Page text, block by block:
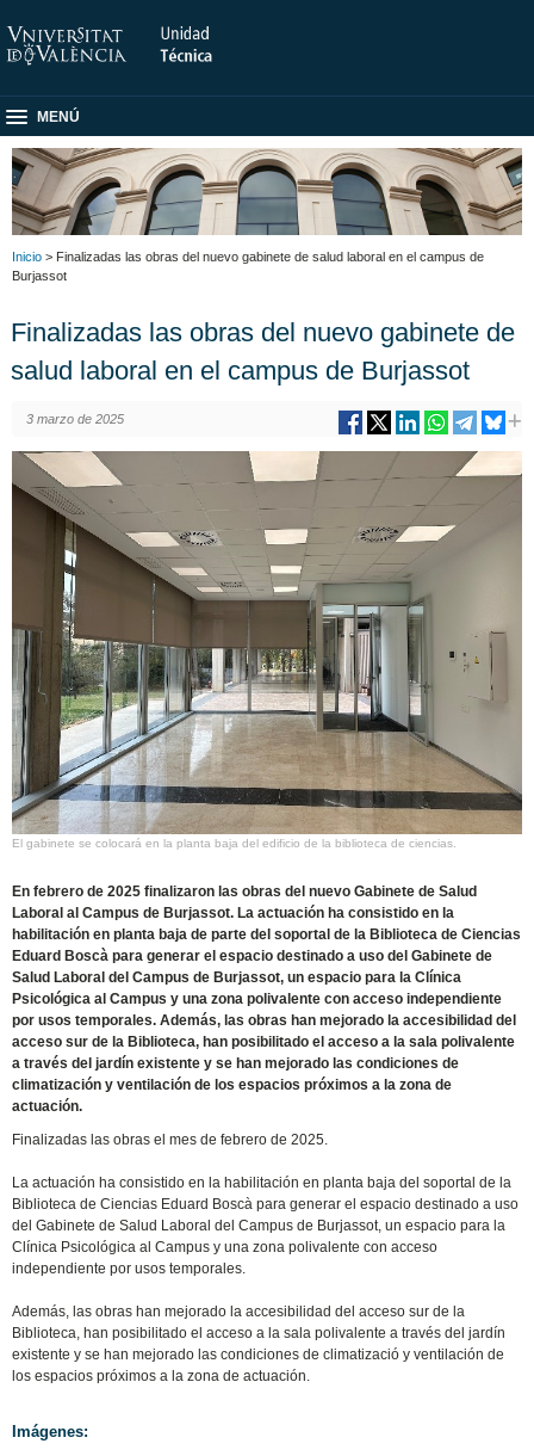
MENÚ
Inicio > Finalizadas las obras del nuevo gabinete de salud laboral en el campus de
Burjassot
Finalizadas las obras del nuevo gabinete de
salud laboral en el campus de Burjassot
3 marzo de 2025
El gabinete se colocará en la planta baja del edificio de la biblioteca de ciencias.
En febrero de 2025 finalizaron las obras del nuevo Gabinete de Salud
Laboral al Campus de Burjassot. La actuación ha consistido en la
habilitación en planta baja de parte del soportal de la Biblioteca de Ciencias
Eduard Boscà para generar el espacio destinado a uso del Gabinete de
Salud Laboral del Campus de Burjassot, un espacio para la Clínica
Psicológica al Campus y una zona polivalente con acceso independiente
por usos temporales. Además, las obras han mejorado la accesibilidad del
acceso sur de la Biblioteca, han posibilitado el acceso a la sala polivalente
a través del jardín existente y se han mejorado las condiciones de
climatización y ventilación de los espacios próximos a la zona de
actuación.
Finalizadas las obras el mes de febrero de 2025.
La actuación ha consistido en la habilitación en planta baja del soportal de la
Biblioteca de Ciencias Eduard Boscà para generar el espacio destinado a uso
del Gabinete de Salud Laboral del Campus de Burjassot, un espacio para la
Clínica Psicológica al Campus y una zona polivalente con acceso
independiente por usos temporales.
Además, las obras han mejorado la accesibilidad del acceso sur de la
Biblioteca, han posibilitado el acceso a la sala polivalente a través del jardín
existente y se han mejorado las condiciones de climatizació y ventilación de
los espacios próximos a la zona de actuación.
Imágenes: